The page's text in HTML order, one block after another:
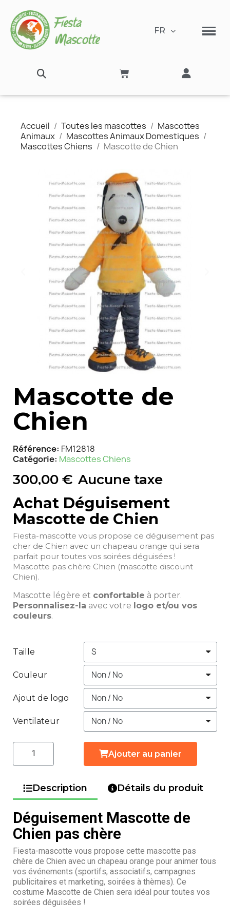
FR
Accueil Toutes les mascottes
Mascottes
Animaux
Mascottes Animaux Domestiques
Mascottes Chiens
Mascotte de Chien
Mascotte de
Chien
Référence FM12818
Catégorie Mascottes Chiens
300,00 € Aucune taxe
Achat Déguisement
Mascotte de Chien
Fiesta-mascotte vous propose ce déguisement pas
cher de Chien avec un chapeau orange qui sera
parfait pour toutes vos soirées déguisées !
Mascotte pas chère Chien (mascotte discount
Chien).
Mascotte légère et confortable à porter.
Personnalisez-la avec votre logo et/ou vos
couleurs.
Taille
Couleur
Ajout de logo
Ventilateur
Ajouter au panier
Description Détails du produit
Déguisement Mascotte de
Chien pas chère
Fiesta-mascotte vous propose cette mascotte pas
chère de Chien avec un chapeau orange pour animer tous
vos événements (sportifs, associatifs, campagnes
publicitaires et marketing, soirées à thèmes). Ce
costume Mascotte de Chien sera idéal pour toutes vos
soirées déguisées !